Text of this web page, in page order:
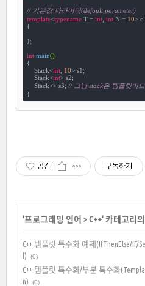
// 기본값 파라미터(default parameter)
template<typename T = int, int N = 10>
{
};
int main()
{
    Stack<
int, 10> s1;
    Stack<
int> s2;
    Stack<> s3;
// 그냥 stack은 템플릿이
}
공감 구독하기
'프로그래밍 언어 >C++' 카테고리
C++ 템플릿 특수화 예제(IfThenElse/IF/
l)
(0)
C++ 템플릿 특수화/부분 특수화
n)
(0)